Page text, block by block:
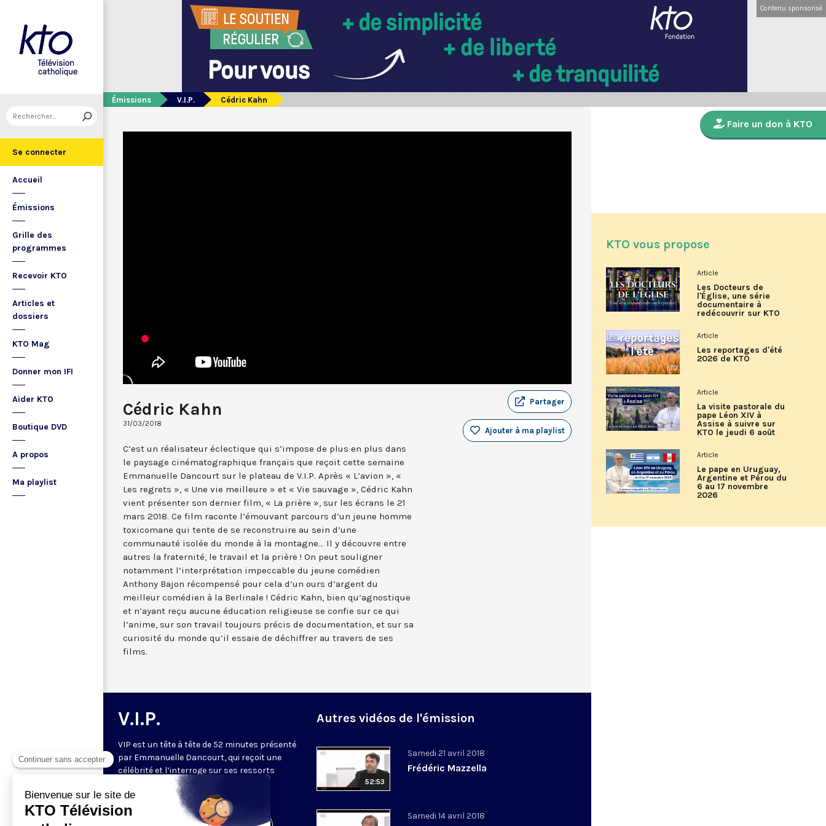
Se connecter
Accueil
Émissions
Grille des
programmes
Recevoir KTO
Articles et
dossiers
KTO Mag
Donner mon IFI
Aider KTO
Boutique DVD
A propos
Ma playlist
Contenu sponsorisé
Émissions V.I.P. Cédric Kahn
Cédric Kahn
31/03/2018
Partager
Ajouter à ma playlist
C’est un réalisateur éclectique qui s’impose de plus en plus dans
le paysage cinématographique français que reçoit cette semaine
Emmanuelle Dancourt sur le plateau de V.I.P. Après « L’avion », «
Les regrets », « Une vie meilleure » et « Vie sauvage », Cédric Kahn
vient présenter son dernier film, « La prière », sur les écrans le 21
mars 2018. Ce film raconte l’émouvant parcours d’un jeune homme
toxicomane qui tente de se reconstruire au sein d’une
communauté isolée du monde à la montagne... Il y découvre entre
autres la fraternité, le travail et la prière ! On peut souligner
notamment l’interprétation impeccable du jeune comédien
Anthony Bajon récompensé pour cela d’un ours d’argent du
meilleur comédien à la Berlinale ! Cédric Kahn, bien qu’agnostique
et n’ayant reçu aucune éducation religieuse se confie sur ce qui
l’anime, sur son travail toujours précis de documentation, et sur sa
curiosité du monde qu’il essaie de déchiffrer au travers de ses
films.
V.I.P.
VIP est un tête à tête de 52 minutes présenté
par Emmanuelle Dancourt, qui reçoit une
célébrité et l’interroge sur ses ressorts
intérieurs… Une conversation intime et
spirituelle.
Autres vidéos de l'émission
52:53
Samedi 21 avril 2018
Frédéric Mazzella
Samedi 14 avril 2018
Faire un don à KTO
KTO vous propose
Article
Les Docteurs de
l'Église, une série
documentaire à
redécouvrir sur KTO
Article
Les reportages d'été
2026 de KTO
Article
La visite pastorale du
pape Léon XIV à
Assise à suivre sur
KTO le jeudi 6 août
Article
Le pape en Uruguay,
Argentine et Pérou du
6 au 17 novembre
2026